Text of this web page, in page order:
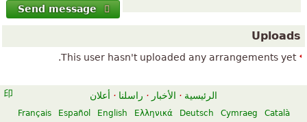
Send message
Uploads
This user hasn't uploaded any arrangements yet.
الرئيسية · الأخبار · راسلنا · أعلان
Català
Cymraeg
Deutsch
Ελληνικά
English
Español
Français